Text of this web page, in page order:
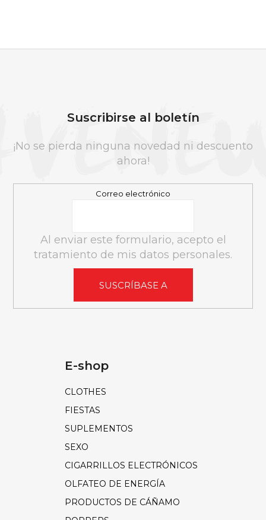
e
i
s
t
a
d
o
Suscribirse al boletín
¡No se pierda ninguna novedad ni descuento
ahora!
Correo electrónico
Al enviar este formulario, acepto el
tratamiento de mis datos personales.
SUSCRÍBASE A
E-shop
CLOTHES
FIESTAS
SUPLEMENTOS
SEXO
CIGARRILLOS ELECTRÓNICOS
OLFATEO DE ENERGÍA
PRODUCTOS DE CÁÑAMO